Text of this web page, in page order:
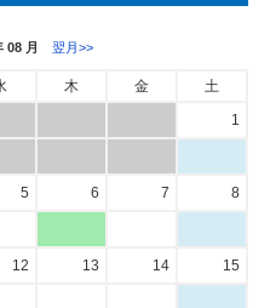
08 月 翌月>>
木 金
土
1
5 6 7 8
12 13 14 15